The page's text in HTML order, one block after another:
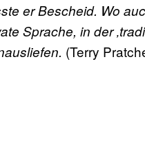
er Bescheid. Wo
Sprache, in der
(Terry